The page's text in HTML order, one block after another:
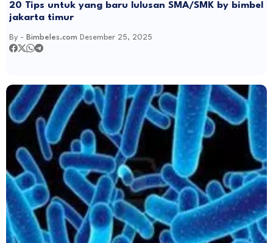
20 Tips untuk yang baru lulusan SMA/SMK by bimbel
jakarta timur
By - Bimbeles.com Desember 25, 2025